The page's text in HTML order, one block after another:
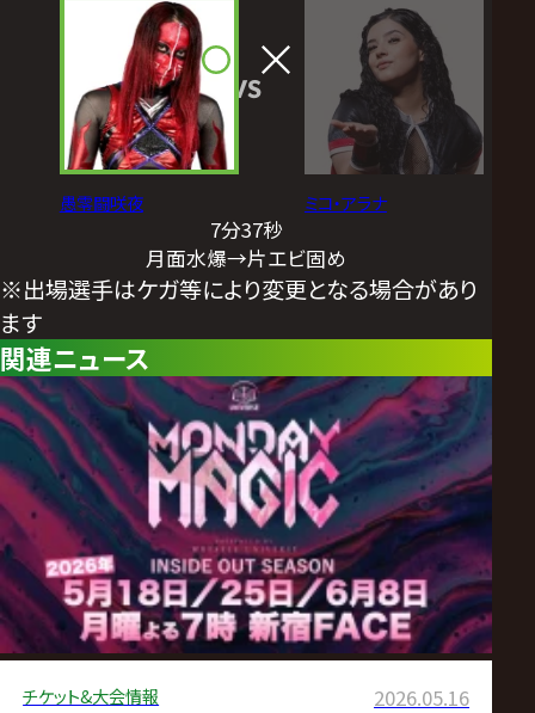
愚零闘咲夜
VS
ミコ・アラナ
7分37秒
月面水爆→片エビ固め
※出場選手はケガ等により変更となる場合があり
ます
関連ニュース
チケット&大会情報 2026.05.16